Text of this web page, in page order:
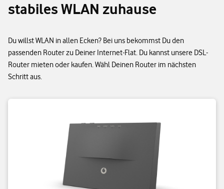
stabiles WLAN zuhause
Du willst WLAN in allen Ecken? Bei uns bekommst Du den
passenden Router zu Deiner Internet-Flat. Du kannst unsere DSL-
Router mieten oder kaufen. Wähl Deinen Router im nächsten
Schritt aus.